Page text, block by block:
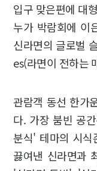
입구 맞은편에 대
누가 박람회에 이
신라면의 글로벌
es(라면이 전하는
관람객 동선 한가
다. 가장 붐빈 공
분식' 테마의 시식
끓여낸 신라면과